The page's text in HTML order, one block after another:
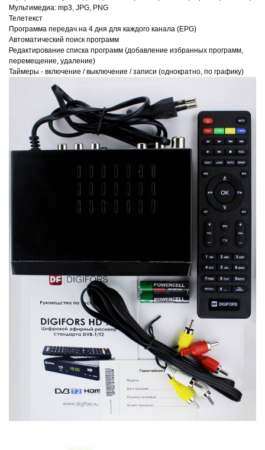
Мультимедиа: mp3, JPG, PNG
Телетекст
Программа передач на 4 дня для каждого канала (EPG)
Автоматический поиск программ
Редактирование списка программ (добавление избранных программ,
перемещение, удаление)
Таймеры - включение / выключение / записи (однократно, по графику)